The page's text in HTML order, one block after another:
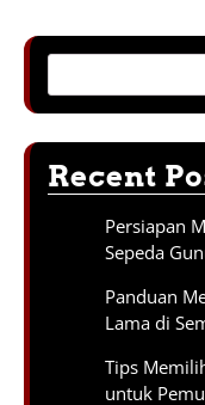
Recent
Persiapan
Sepeda
Panduan
Lama di
Tips
untuk